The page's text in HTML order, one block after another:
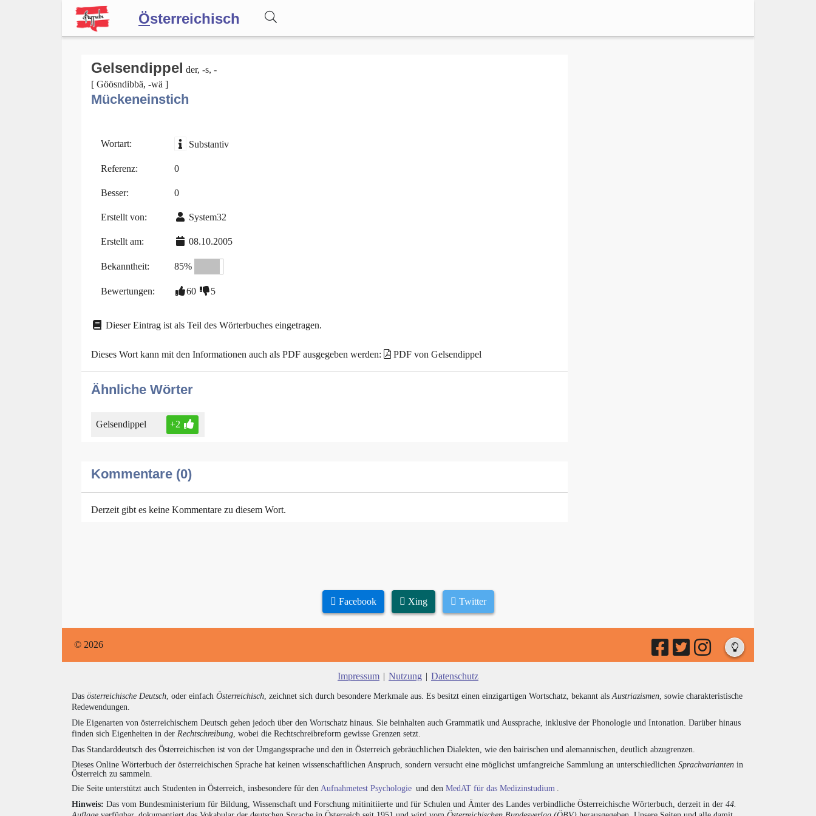
Österreichisch
Forum
Blog
Gelsendippel der, -s, -
[ Göösndibbä, -wä ]
Mückeneinstich
Wortart: Substantiv
Referenz: 0
Besser: 0
Erstellt von: System32
Erstellt am: 08.10.2005
Bekanntheit: 85%
Bewertungen: 60 5
Dieser Eintrag ist als Teil des Wörterbuches eingetragen.
Dieses Wort kann mit den Informationen auch als PDF ausgegeben werden: PDF von Gelsendippel
Ähnliche Wörter
Gelsendippel +2
Kommentare (0)
Derzeit gibt es keine Kommentare zu diesem Wort.
Facebook Xing Twitter
© 2026
Impressum | Nutzung | Datenschutz
Das österreichische Deutsch, oder einfach Österreichisch, zeichnet sich durch besondere Merkmale aus. Es besitzt einen einzigartigen Wortschatz, bekannt alsAustriazismen, sowie charakteristische
Redewendungen.
Die Eigenarten von österreichischem Deutsch gehen jedoch über den Wortschatz hinaus. Sie beinhalten auch Grammatik und Aussprache, inklusive der Phonologie und Intonation. Darüber hinaus
finden sich Eigenheiten in der Rechtschreibung, wobei die Rechtschreibreform gewisse Grenzen setzt.
Das Standarddeutsch des Österreichischen ist von der Umgangssprache und den in Österreich gebräuchlichen Dialekten, wie den bairischen und alemannischen, deutlich abzugrenzen.
Dieses Online Wörterbuch der österreichischen Sprache hat keinen wissenschaftlichen Anspruch, sondern versucht eine möglichst umfangreiche Sammlung an unterschiedlichen Sprachvarianten in
Österreich zu sammeln.
Die Seite unterstützt auch Studenten in Österreich, insbesondere für den Aufnahmetest Psychologie und den MedAT für das Medizinstudium .
Hinweis: Das vom Bundesministerium für Bildung, Wissenschaft und Forschung mitinitiierte und für Schulen und Ämter des Landes verbindliche Österreichische Wörterbuch, derzeit in der 44.